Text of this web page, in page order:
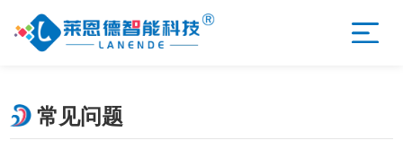
常见问题